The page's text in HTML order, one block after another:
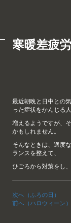
寒暖差疲労
最近朝晩と日中との
った症状をかんじる
増えるようですが、
かもしれません。
そんなときは、適度
ランスを整えて、
ひごろから対策をし
次へ（ふろの日）
前へ（ハロウィーン）